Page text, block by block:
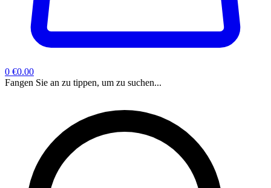
0 €0.00
Fangen Sie an zu tippen, um zu suchen...